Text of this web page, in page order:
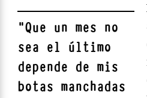
"Que un mes no
sea el último
depende de mis
botas manchadas